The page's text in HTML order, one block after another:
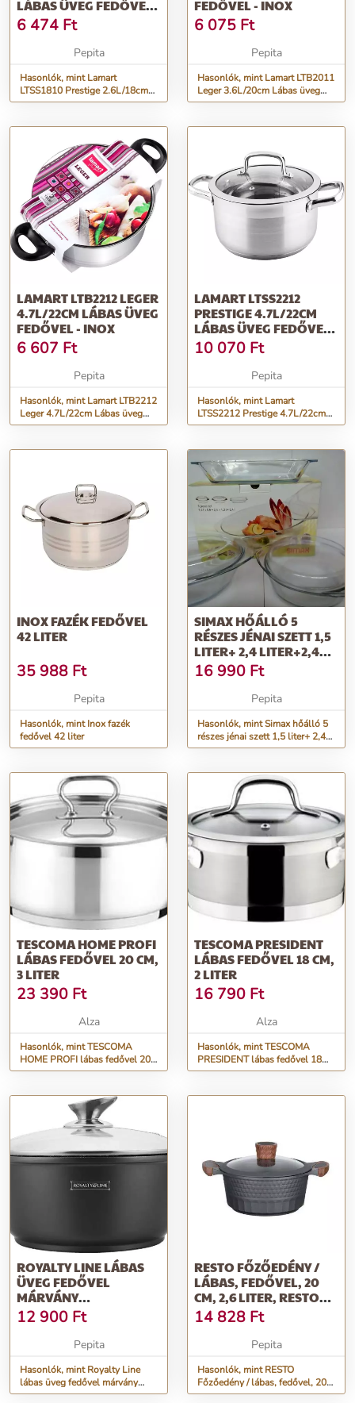
LÁBAS ÜVEG FEDŐVEL -
INOX
6 474 Ft
Pepita
Hasonlók, mint Lamart
LTSS1810 Prestige 2.6L/18cm
Lábas üveg fedővel - Inox
FEDŐVEL - INOX
6 075 Ft
Pepita
Hasonlók, mint Lamart LTB2011
Leger 3.6L/20cm Lábas üveg
fedővel - Inox
LAMART LTB2212 LEGER
4.7L/22CM LÁBAS ÜVEG
FEDŐVEL - INOX
6 607 Ft
Pepita
Hasonlók, mint Lamart LTB2212
Leger 4.7L/22cm Lábas üveg
fedővel - Inox
LAMART LTSS2212
PRESTIGE 4.7L/22CM
LÁBAS ÜVEG FEDŐVEL -
INOX
10 070 Ft
Pepita
Hasonlók, mint Lamart
LTSS2212 Prestige 4.7L/22cm
Lábas üveg fedővel - Inox
INOX FAZÉK FEDŐVEL
42 LITER
35 988 Ft
Pepita
Hasonlók, mint Inox fazék
fedővel 42 liter
SIMAX HŐÁLLÓ 5
RÉSZES JÉNAI SZETT 1,5
LITER+ 2,4 LITER+2,4
LITER
16 990 Ft
Pepita
Hasonlók, mint Simax hőálló 5
részes jénai szett 1,5 liter+ 2,4
liter+2,4 liter
TESCOMA HOME PROFI
LÁBAS FEDŐVEL 20 CM,
3 LITER
23 390 Ft
Alza
Hasonlók, mint TESCOMA
HOME PROFI lábas fedővel 20
cm, 3 liter
TESCOMA PRESIDENT
LÁBAS FEDŐVEL 18 CM,
2 LITER
16 790 Ft
Alza
Hasonlók, mint TESCOMA
PRESIDENT lábas fedővel 18
cm, 2 liter
ROYALTY LINE LÁBAS
ÜVEG FEDŐVEL
MÁRVÁNY
BEVONATTAL 28CM, 5,7
LITER
12 900 Ft
Pepita
Hasonlók, mint Royalty Line
lábas üveg fedővel márvány
bevonattal 28cm, 5,7 liter
RESTO FŐZŐEDÉNY /
LÁBAS, FEDŐVEL, 20
CM, 2,6 LITER, RESTO
&QUOT;CAPELL...
14 828 Ft
Pepita
Hasonlók, mint RESTO
Főzőedény / lábas, fedővel, 20
cm, 2,6 liter, RESTO